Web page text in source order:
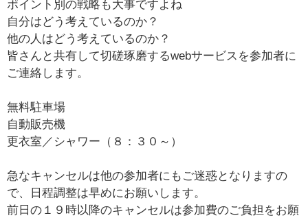
ポイント別の戦略も大事ですよね
自分はどう考えているのか？
他の人はどう考えているのか？
皆さんと共有して切磋琢磨するwebサービスを参加者に
ご連絡します。
無料駐車場
自動販売機
更衣室／シャワー（８：３０～）
急なキャンセルは他の参加者にもご迷惑となりますの
で、日程調整は早めにお願いします。
前日の１９時以降のキャンセルは参加費のご負担をお願